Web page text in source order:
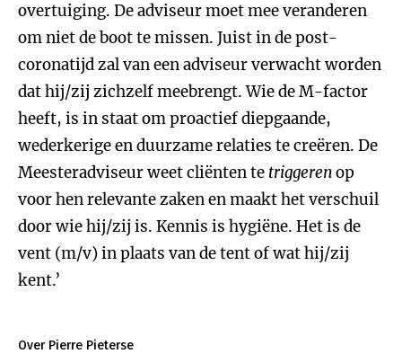
overtuiging. De adviseur moet mee veranderen
om niet de boot te missen. Juist in de post-
coronatijd zal van een adviseur verwacht worden
dat hij/zij zichzelf meebrengt. Wie de M-factor
heeft, is in staat om proactief diepgaande,
wederkerige en duurzame relaties te creëren. De
Meesteradviseur weet cliënten te triggerenop
voor hen relevante zaken en maakt het verschuil
door wie hij/zij is. Kennis is hygiëne. Het is de
vent (m/v) in plaats van de tent of wat hij/zij
kent.’
Over Pierre Pieterse